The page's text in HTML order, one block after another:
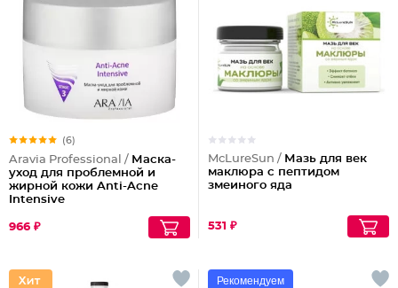
(6)
Aravia Professional / Маска-
уход для проблемной и
жирной кожи Anti-Acne
Intensive
966 ₽
McLureSun / Мазь для век
маклюра с пептидом
змеиного яда
531 ₽
Рекомендуем